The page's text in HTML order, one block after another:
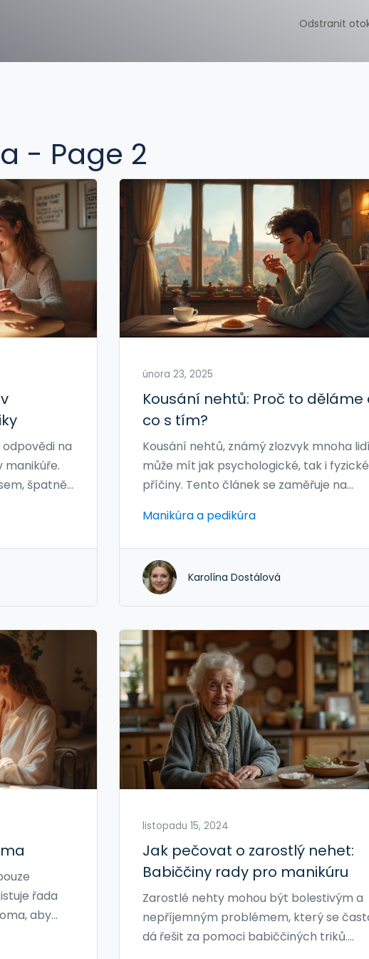
Odstranit
- Page 2
na
manikúře.
špatně
i svoje
Vše
února 23, 2025
Kousání nehtů: Proč to děláme
co s tím?
Kousání nehtů, známý zlozvyk mnoha
může mít jak psychologické, tak i fyzické
příčiny. Tento článek se zaměřuje na
praktické tipy, jak s tímto návykem
ruce pomoci zabraňovat kousání, a
objevíte zajímavé detaily o tom, jak tento
Manikúra a pedikúra
Karolína Dostálová
řada
aby
vyvážená
listopadu 15, 2024
Jak pečovat o zarostlý nehet:
Babiččiny rady pro manikúru
Zarostlé nehty mohou být bolestivým a
nepříjemným problémem, který se
dá řešit za pomoci babiččiných triků.